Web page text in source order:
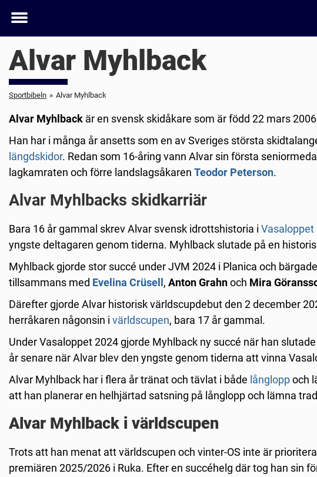
Toggle
Alvar Myhlback
Sportbibeln » Alvar Myhlback
Alvar Myhlback är en svensk skidåkare som är född 22 mars
Han har i många år ansetts som en av Sveriges största
längdskidor. Redan som 16-åring vann Alvar sin första
lagkamraten och förre landslagsåkaren Teodor Peterson.
Alvar Myhlbacks skidkarriär
Bara 16 år gammal skrev Alvar svensk idrottshistoria i Vasaloppet
yngste deltagaren genom tiderna. Myhlback slutade på en
Myhlback gjorde stor succé under JVM 2024 i Planica och
tillsammans med Evelina Crüsell , Anton Grahnoch Mira
Därefter gjorde Alvar historisk världscupdebut den 2 december
herråkaren någonsin i världscupen, bara 17 år gammal.
Under Vasaloppet 2024 gjorde Myhlback ny succé när han
år senare när Alvar blev den yngste genom tiderna att vinna
Alvar Myhlback har i flera år tränat och tävlat i både långloppoch
att han planerar en helhjärtad satsning på långlopp och lämna
Alvar Myhlback i världscupen
Trots att han menat att världscupen och vinter-OS inte är
premiären 2025/2026 i Ruka. Efter en succéhelg där tog han sin